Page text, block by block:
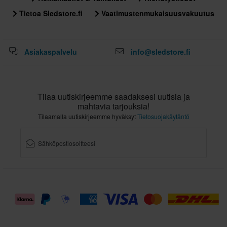
Paketin mitat
XL
L
3XL
295 x 395 x 285 mm
350 x 370 x 280 mm
Tietoa Sledstore.fi
Vaatimustenmukaisuusvakuutus
Asiakaspalvelu info@sledstore.fi
Tilaa uutiskirjeemme saadaksesi uutisia ja
mahtavia tarjouksia!
Tilaamalla uutiskirjeemme hyväksytTietosuojakäytäntö